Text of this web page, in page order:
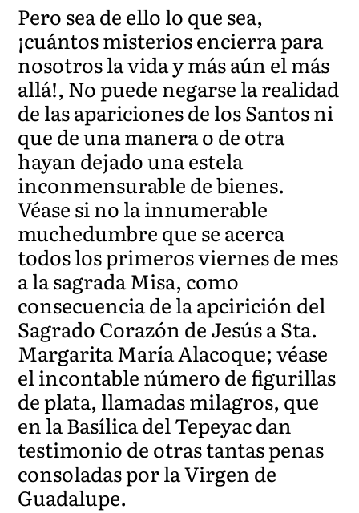
Pero sea de ello lo que sea,
¡cuántos misterios encierra para
nosotros la vida y más aún el más
allá!, No puede negarse la realidad
de las apariciones de los Santos ni
que de una manera o de otra
hayan dejado una estela
inconmensurable de bienes.
Véase si no la innumerable
muchedumbre que se acerca
todos los primeros viernes de mes
a la sagrada Misa, como
consecuencia de la apcirición del
Sagrado Corazón de Jesús a Sta.
Margarita María Alacoque; véase
el incontable número de figurillas
de plata, llamadas milagros, que
en la Basílica del Tepeyac dan
testimonio de otras tantas penas
consoladas por la Virgen de
Guadalupe.